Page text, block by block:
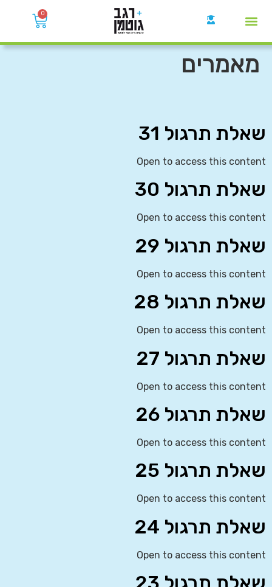
0
מאמרים
שאלת תרגול 31
Open to access this content
שאלת תרגול 30
Open to access this content
שאלת תרגול 29
Open to access this content
שאלת תרגול 28
Open to access this content
שאלת תרגול 27
Open to access this content
שאלת תרגול 26
Open to access this content
שאלת תרגול 25
Open to access this content
שאלת תרגול 24
Open to access this content